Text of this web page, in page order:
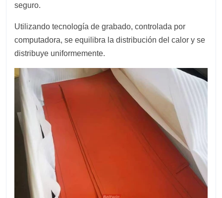
seguro.
Utilizando tecnología de grabado, controlada por
computadora, se equilibra la distribución del calor y se
distribuye uniformemente.